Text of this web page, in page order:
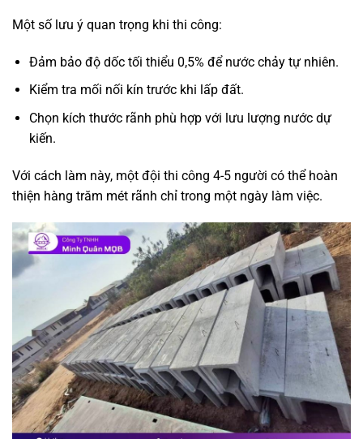
Một số lưu ý quan trọng khi thi công:
Đảm bảo độ dốc tối thiểu 0,5% để nước chảy tự nhiên.
Kiểm tra mối nối kín trước khi lấp đất.
Chọn kích thước rãnh phù hợp với lưu lượng nước dự
kiến.
Với cách làm này, một đội thi công 4-5 người có thể hoàn
thiện hàng trăm mét rãnh chỉ trong một ngày làm việc.